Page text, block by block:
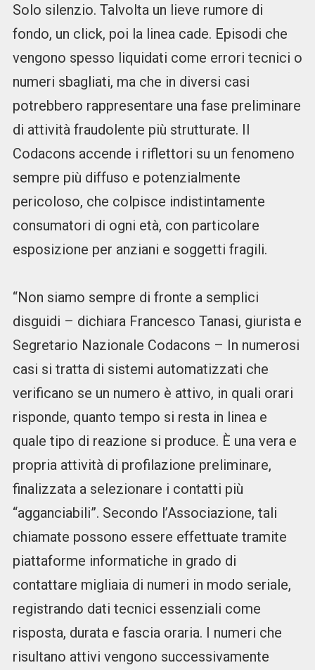
Solo silenzio. Talvolta un lieve rumore di
fondo, un click, poi la linea cade. Episodi che
vengono spesso liquidati come errori tecnici o
numeri sbagliati, ma che in diversi casi
potrebbero rappresentare una fase preliminare
di attività fraudolente più strutturate. Il
Codacons accende i riflettori su un fenomeno
sempre più diffuso e potenzialmente
pericoloso, che colpisce indistintamente
consumatori di ogni età, con particolare
esposizione per anziani e soggetti fragili.
“Non siamo sempre di fronte a semplici
disguidi – dichiara Francesco Tanasi, giurista e
Segretario Nazionale Codacons – In numerosi
casi si tratta di sistemi automatizzati che
verificano se un numero è attivo, in quali orari
risponde, quanto tempo si resta in linea e
quale tipo di reazione si produce. È una vera e
propria attività di profilazione preliminare,
finalizzata a selezionare i contatti più
“agganciabili”. Secondo l’Associazione, tali
chiamate possono essere effettuate tramite
piattaforme informatiche in grado di
contattare migliaia di numeri in modo seriale,
registrando dati tecnici essenziali come
risposta, durata e fascia oraria. I numeri che
risultano attivi vengono successivamente